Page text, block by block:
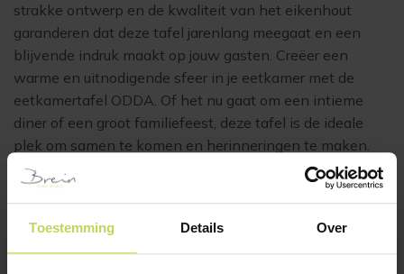
Toestemming Details Over
strakke ontwerp en de kwaliteit van het eikenhout
garanderen dat deze tafel jarenlang meegaat en een
blijvende indruk maakt op jouw gasten. Creëer een
warme en uitnodigende sfeer in je eetkamer met de
eetkamertafel ODDA. Of het nu gaat om een intieme
diner of een groot familiefeest, deze tafel is de ideale
plek om samen te komen en herinneringen te maken.
Kies voor een elegant statement in je interieur en ervaar
het comfort en de luxe van de ODDA eetkamertafel.
telefonisch of per mail contact op voor meer informatie
en ontdek hoe de ODDA jouw eetruimte kan